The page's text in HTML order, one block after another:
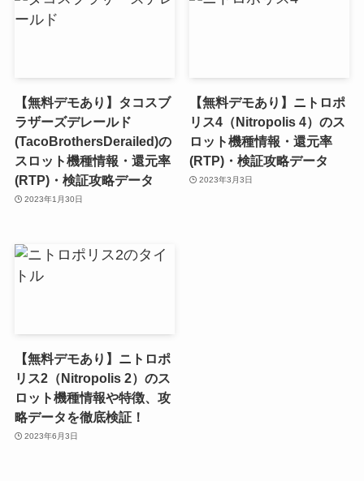
【無料デモあり】タコスブ
ラザーズデレールド
(TacoBrothersDerailed)の
スロット機種情報・還元率
(RTP)・検証攻略データ
2023年1月30日
【無料デモあり】ニトロポ
リス4（Nitropolis 4）のス
ロット機種情報・還元率
(RTP)・検証攻略データ
2023年3月3日
【無料デモあり】ニトロポ
リス2（Nitropolis 2）のス
ロット機種情報や特徴、攻
略データを徹底検証！
2023年6月3日